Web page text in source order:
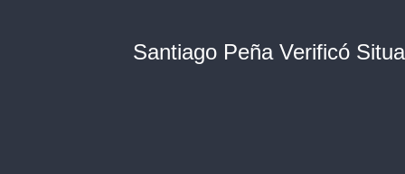
Santiago Peña Verificó